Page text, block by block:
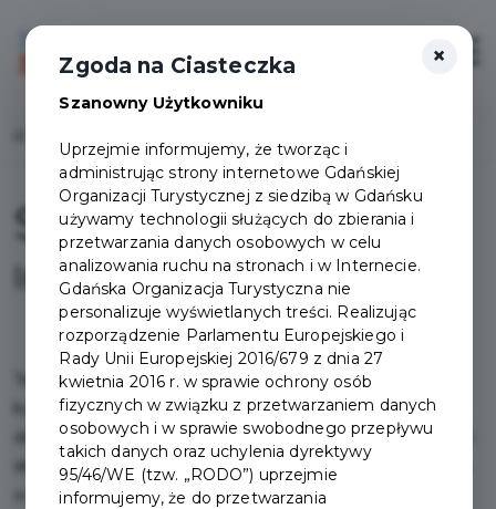
Login/Rejestracja
Smaki Gdańska
Informacje
30-dniowy płatny pakietto bilet na prawdziwą,
kulinarną przygodę. Dzięki niemu spróbujesz oryginalnych
dań XIX wiecznej kuchni gdańskiej - przygotowany set dań
składa się z trzech potraw. To niezwykła i pyszna przygoda
w świecie smaku i okazja do posmakowania potraw,
×
Zgoda na Ciasteczka
Szanowny Użytkowniku
Uprzejmie informujemy, że tworząc i
administrując strony internetowe Gdańskiej
Organizacji Turystycznej z siedzibą w Gdańsku
używamy technologii służących do zbierania i
przetwarzania danych osobowych w celu
analizowania ruchu na stronach i w Internecie.
Gdańska Organizacja Turystyczna nie
personalizuje wyświetlanych treści. Realizując
rozporządzenie Parlamentu Europejskiego i
Rady Unii Europejskiej 2016/679 z dnia 27
kwietnia 2016 r. w sprawie ochrony osób
fizycznych w związku z przetwarzaniem danych
osobowych i w sprawie swobodnego przepływu
takich danych oraz uchylenia dyrektywy
95/46/WE (tzw. „RODO”) uprzejmie
informujemy, że do przetwarzania